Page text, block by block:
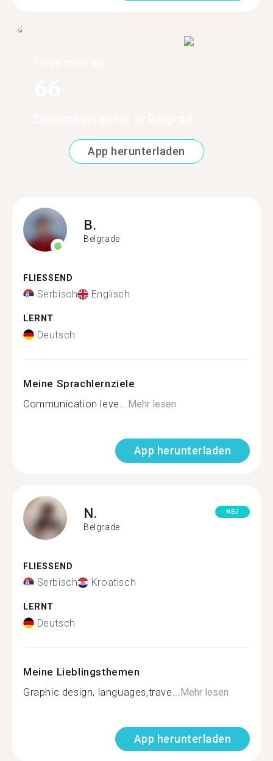
App herunterladen
B.
Belgrade
FLIESSEND
Serbisch Englisch
LERNT
Deutsch
Meine Sprachlernziele
Communication leve... Mehr lesen
App herunterladen
N.
Belgrade
NEU
FLIESSEND
Serbisch Kroatisch
LERNT
Deutsch
Meine Lieblingsthemen
Graphic design, languages,trave... Mehr lesen
App herunterladen